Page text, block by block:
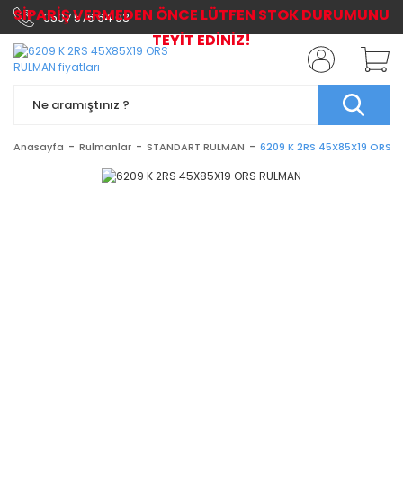
0507 576 64 03
Anasayfa Rulmanlar STANDART RULMAN 6209 K 2RS 45X85X19 ORS
SİPARİŞ VERMEDEN ÖNCE LÜTFEN STOK DURUMUNU
TEYİT EDİNİZ!